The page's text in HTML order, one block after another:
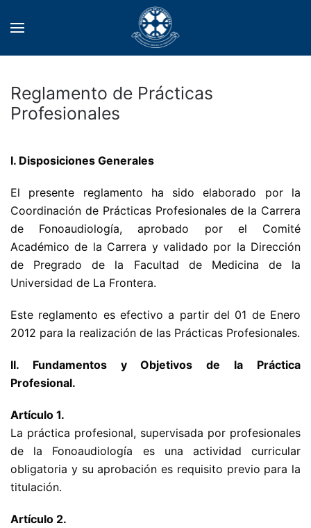
Reglamento de Prácticas
Profesionales
I. Disposiciones Generales
El presente reglamento ha sido elaborado por la
Coordinación de Prácticas Profesionales de la Carrera
de Fonoaudiología, aprobado por el Comité
Académico de la Carrera y validado por la Dirección
de Pregrado de la Facultad de Medicina de la
Universidad de La Frontera.
Este reglamento es efectivo a partir del 01 de Enero
2012 para la realización de las Prácticas Profesionales.
II. Fundamentos y Objetivos de la Práctica
Profesional.
Artículo 1.
La práctica profesional, supervisada por profesionales
de la Fonoaudiología es una actividad curricular
obligatoria y su aprobación es requisito previo para la
titulación.
Artículo 2.